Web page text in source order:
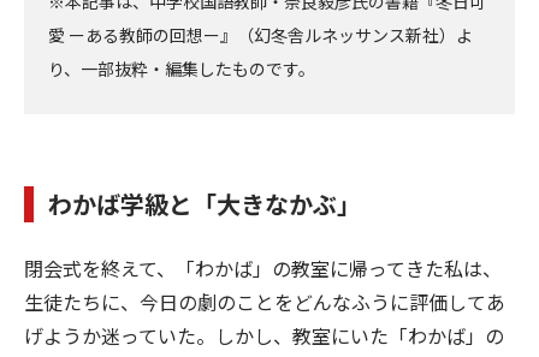
愛 ーある教師の回想ー』（幻冬舎ルネッサンス新社）よ
り、一部抜粋・編集したものです。
わかば学級と「大きなかぶ」
閉会式を終えて、「わかば」の教室に帰ってきた私は、
生徒たちに、今日の劇のことをどんなふうに評価してあ
げようか迷っていた。しかし、教室にいた「わかば」の